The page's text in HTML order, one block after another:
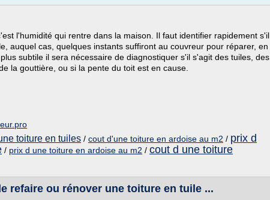
l'humidité qui rentre dans la maison. Il faut identifier rapidement s'il
auquel cas, quelques instants suffiront au couvreur pour réparer, en
subtile il sera nécessaire de diagnostiquer s'il s'agit des tuiles, des
la gouttière, ou si la pente du toit est en cause.
toiture en tuiles / cout d'une toiture en ardoise au m2 / prix d
/ prix d une toiture en ardoise au m2 / cout d une toiture
refaire ou rénover une toiture en tuile ...